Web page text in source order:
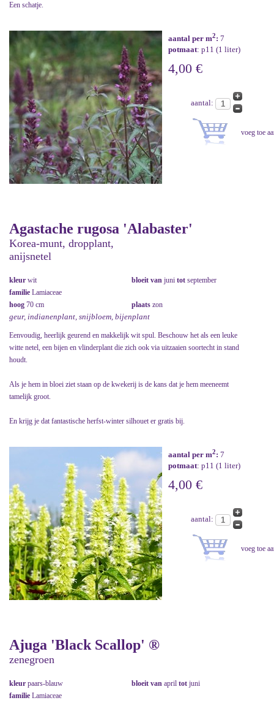
Een schatje.
aantal per m2: 7
potmaat: p11 (1 liter)
4,00 €
aantal:
Agastache rugosa 'Alabaster'
Korea-munt, dropplant,
anijsnetel
kleur wit bloeit van juni tot september
familie Lamiaceae
hoog 70 cm plaats zon
geur, indianenplant, snijbloem, bijenplant
Eenvoudig, heerlijk geurend en makkelijk wit spul. Beschouw het als een leuke
witte netel, een bijen en vlinderplant die zich ook via uitzaaien soortecht in stand
houdt.
Als je hem in bloei ziet staan op de kwekerij is de kans dat je hem meeneemt
tamelijk groot.
En krijg je dat fantastische herfst-winter silhouet er gratis bij.
aantal per m2: 7
potmaat: p11 (1 liter)
4,00 €
aantal:
Ajuga 'Black Scallop' ®
zenegroen
kleur paars-blauw bloeit van april tot juni
familie Lamiaceae